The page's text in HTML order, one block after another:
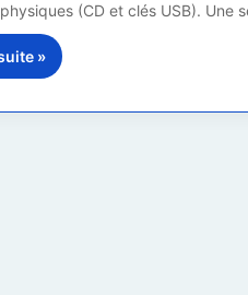
(CD et clés USB). Une
»